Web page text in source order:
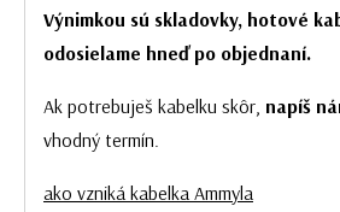
Výnimkou sú skladovky, hotové
odosielame hneď po objednaní.
Ak potrebuješ kabelku skôr, napíš
vhodný termín.
ako vzniká kabelka Ammyla